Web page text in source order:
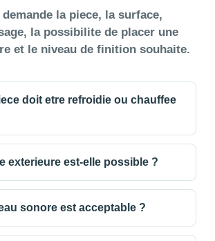
la piece, la surface,
la possibilite de placer une
et le niveau de finition souhaite.
doit etre refroidie ou chauffee
exterieure est-elle possible ?
sonore est acceptable ?